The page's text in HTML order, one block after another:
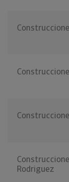
Rodriguez